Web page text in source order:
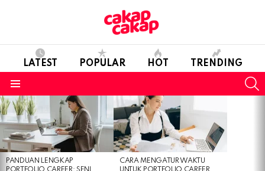
LATEST POPULAR HOT TRENDING
LATEST
STORIES
PANDUAN LENGKAP
CARA MENGATUR WAKTU